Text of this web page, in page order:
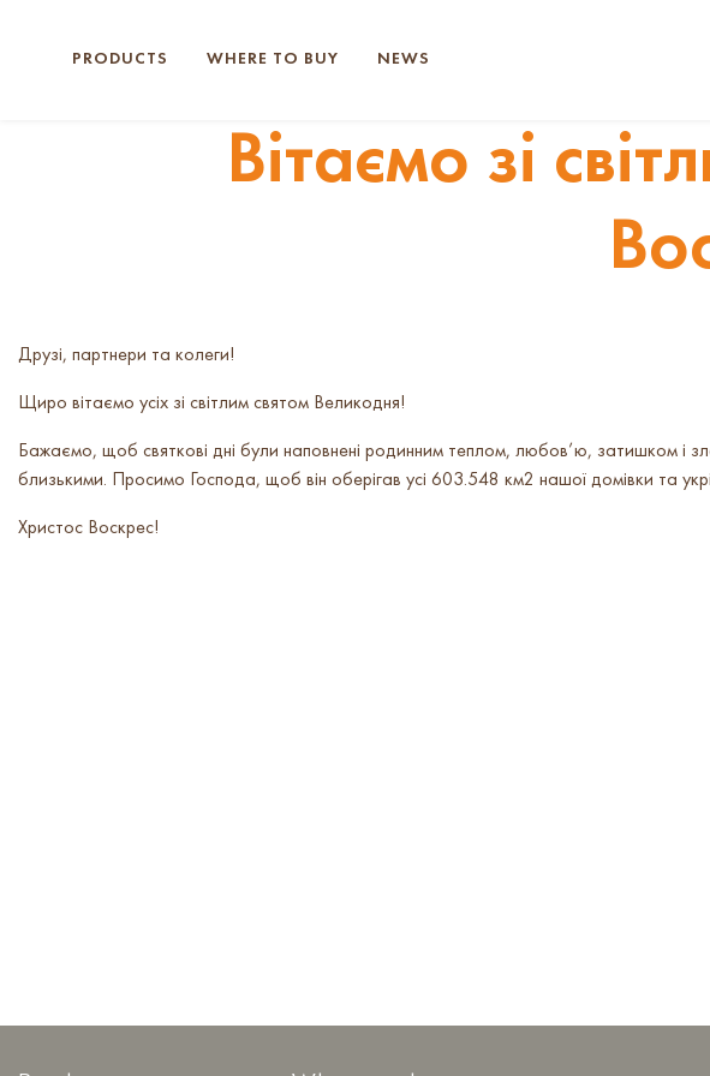
PRODUCTS WHERE TO BUY NEWS
Вітаємо зі
Друзі, партнери та колеги!
Щиро вітаємо усіх зі світлим святом Великодня!
Бажаємо, щоб святкові дні були наповнені родинним теплом, любов’ю, затишком і
близькими. Просимо Господа, щоб він оберігав усі 603.548 км2 нашої домівки та
Христос Воскрес!